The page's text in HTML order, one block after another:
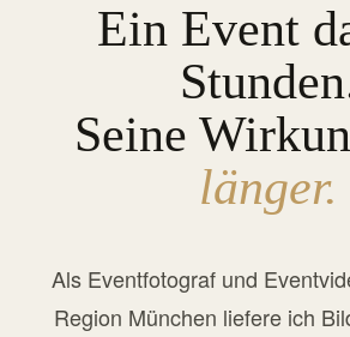
Ein Event
Seine
länger.
Als Eventfotograf und
Region München liefere ich